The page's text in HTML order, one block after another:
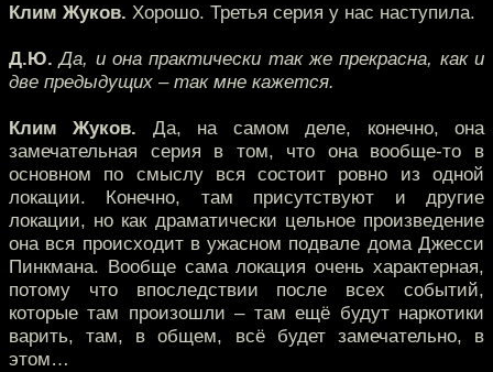
Клим Жуков. Хорошо. Третья серия у нас наступила.
Д.Ю. Да, и она практически так же прекрасна, как и
две предыдущих – так мне кажется.
Клим Жуков. Да, на самом деле, конечно, она
замечательная серия в том, что она вообще-то в
основном по смыслу вся состоит ровно из одной
локации. Конечно, там присутствуют и другие
локации, но как драматически цельное произведение
она вся происходит в ужасном подвале дома Джесси
Пинкмана. Вообще сама локация очень характерная,
потому что впоследствии после всех событий,
которые там произошли – там ещё будут наркотики
варить, там, в общем, всё будет замечательно, в
этом…